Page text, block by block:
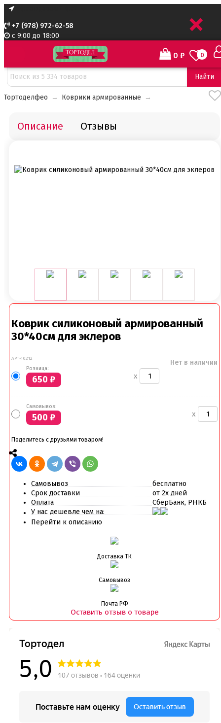
+7 (978) 972-62-58
с 9:00 до 18:00
0
0 ₽
Найти
Тортоделфео → Коврики армированные →
Описание Отзывы
Коврик силиконовый армированный
30*40см для эклеров
АРТ-10212 Нет в наличии
Розница:
650 ₽ x
Самовывоз:
500 ₽ x
Поделитесь с друзьями товаром!
Самовывоз
бесплатно
Срок доставки
от 2х дней
Оплата
СберБанк, РНКБ
У нас дешевле чем на:
Перейти к описанию
Доставка ТК
Самовывоз
Почта РФ
Оставить отзыв о товаре
+